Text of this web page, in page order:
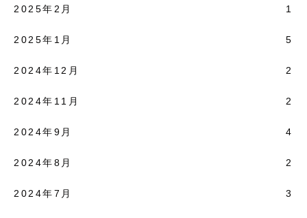
2025年2月 1
2025年1月 5
2024年12月 2
2024年11月 2
2024年9月 4
2024年8月 2
2024年7月 3